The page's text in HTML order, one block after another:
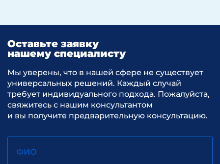
Оставьте заявку
нашему специалисту
Мы уверены, что в нашей сфере не существует
универсальных решений. Каждый случай
требует индивидуального подхода. Пожалуйста,
свяжитесь с нашим консультантом
и вы получите предварительную консультацию.
ФИО